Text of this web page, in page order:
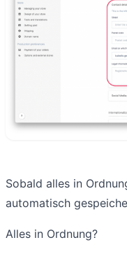
Sobald alles in
automatisch
Alles in Ordnung?